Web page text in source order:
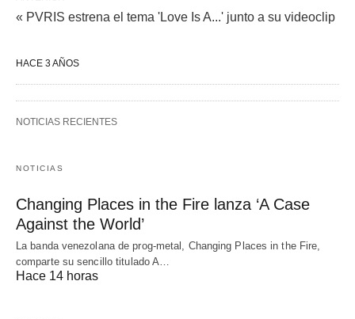
« PVRIS estrena el tema 'Love Is A...' junto a su videoclip
HACE 3 AÑOS
NOTICIAS RECIENTES
NOTICIAS
Changing Places in the Fire lanza ‘A Case
Against the World’
La banda venezolana de prog-metal, Changing Places in the Fire,
comparte su sencillo titulado A…
Hace 14 horas